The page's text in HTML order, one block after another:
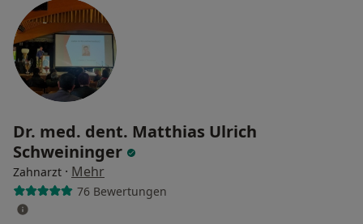
Dr. med. dent. Matthias Ulrich
Schweininger
Zahnarzt · Mehr
76 Bewertungen